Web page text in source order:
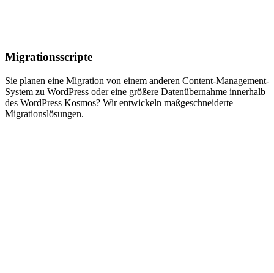
Migrationsscripte
Sie planen eine Migration von einem anderen Content-Management-
System zu WordPress oder eine größere Datenübernahme innerhalb
des WordPress Kosmos? Wir entwickeln maßgeschneiderte
Migrationslösungen.